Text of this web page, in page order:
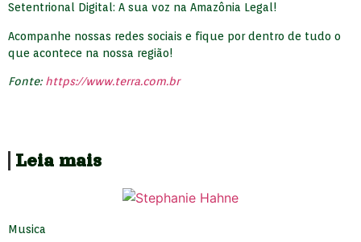
Setentrional Digital: A sua voz na Amazônia Legal!
Acompanhe nossas redes sociais e fique por dentro de tudo o
que acontece na nossa região!
Fonte: https://www.terra.com.br
Leia mais
Musica